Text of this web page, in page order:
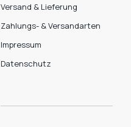
Versand & Lieferung
Zahlungs- & Versandarten
Impressum
Datenschutz